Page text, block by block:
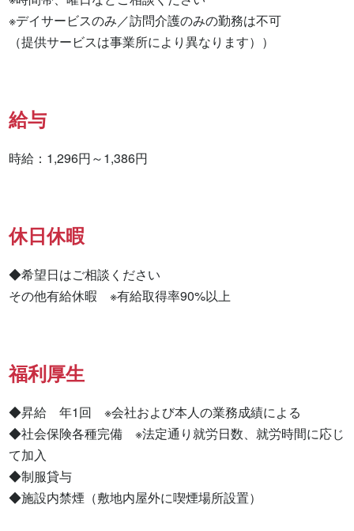
※デイサービスのみ／訪問介護のみの勤務は不可
（提供サービスは事業所により異なります））
給与
時給：1,296円～1,386円
休日休暇
◆希望日はご相談ください
その他有給休暇　※有給取得率90%以上
福利厚生
◆昇給　年1回　※会社および本人の業務成績による
◆社会保険各種完備　※法定通り就労日数、就労時間に応じ
て加入
◆制服貸与
◆施設内禁煙（敷地内屋外に喫煙場所設置）